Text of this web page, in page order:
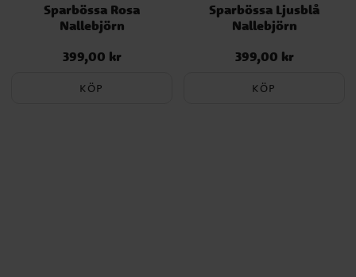
Sparbössa Rosa
Nallebjörn
Pris:399,00 kr
399,00 kr
KÖP
Sparbössa Ljusblå
Nallebjörn
Pris:399,00 kr
399,00 kr
KÖP